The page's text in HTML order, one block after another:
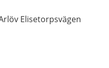
Elisetorpsvägen